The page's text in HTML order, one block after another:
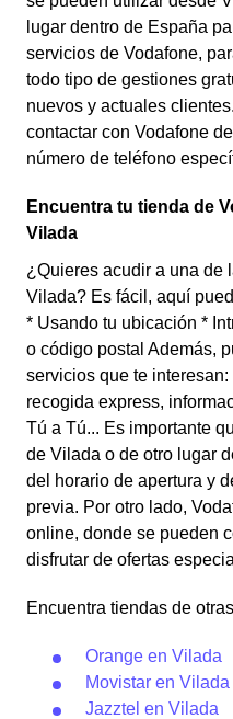
lugar dentro de España
servicios de Vodafone,
todo tipo de gestiones
nuevos y actuales
contactar con Vodafone
número de teléfono
Encuentra tu tienda de
Vilada
¿Quieres acudir a una de
Vilada? Es fácil, aquí
* Usando tu ubicación *
o código postal Además,
servicios que te
recogida express,
Tú a Tú... Es importante
de Vilada o de otro lugar
del horario de apertura y
previa. Por otro lado,
online, donde se pueden
disfrutar de ofertas
Encuentra tiendas de
Orange en Vilada
Movistar en Vilada
Jazztel en Vilada